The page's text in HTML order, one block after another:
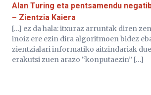
Alan Turing eta pentsamendu
– Zientzia Kaiera
[…] ez da hala: itxuraz arruntak diren
inoiz ere ezin dira algoritmoen bidez
zientzialari informatiko aitzindariak
erakutsi zuen arazo “konputaezin” […]